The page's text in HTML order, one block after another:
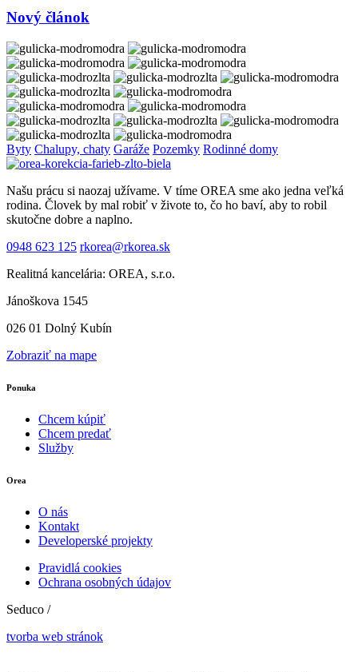
Nový článok
Byty Chalupy, chaty Garáže Pozemky Rodinné domy
Našu prácu si naozaj užívame. V tíme OREA sme ako jedna veľká
rodina. Človek by mal robiť v živote to, čo ho baví, aby to robil
skutočne dobre a naplno.
0948 623 125 rkorea@rkorea.sk
Realitná kancelária: OREA, s.r.o.
Jánoškova 1545
026 01 Dolný Kubín
Zobraziť na mape
Ponuka
Chcem kúpiť
Chcem predať
Služby
Orea
O nás
Kontakt
Developerské projekty
Pravidlá cookies
Ochrana osobných údajov
Seduco /
tvorba web stránok